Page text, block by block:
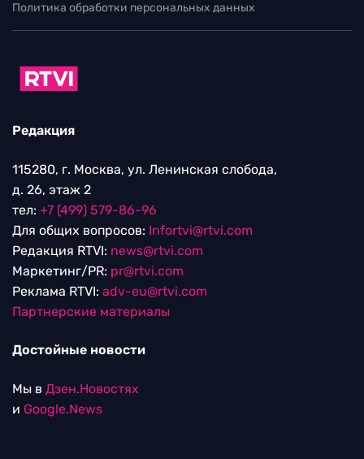
Политика обработки персональных данных
Редакция
115280, г. Москва, ул. Ленинская слобода,
д. 26, этаж 2
тел: +7 (499) 579-86-96
Для общих вопросов: Infortvi@rtvi.com
Редакция RTVI: news@rtvi.com
Маркетинг/PR: pr@rtvi.com
Реклама RTVI: adv-eu@rtvi.com
Партнерские материалы
Достойные новости
Мы в Дзен.Новостях
и Google.News